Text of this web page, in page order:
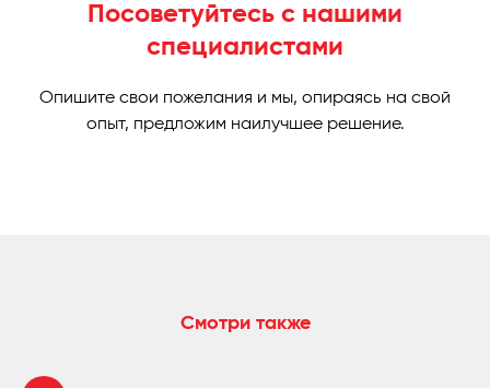
Посоветуйтесь с нашими
специалистами
Опишите свои пожелания и мы, опираясь на свой
опыт, предложим наилучшее решение.
Смотри также